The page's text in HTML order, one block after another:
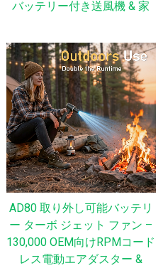
バッテリー付き送風機 & 家
AD80 取り外し可能バッテリ
ー ターボ ジェット ファン –
130,000 OEM向けRPMコード
レス電動エアダスター &